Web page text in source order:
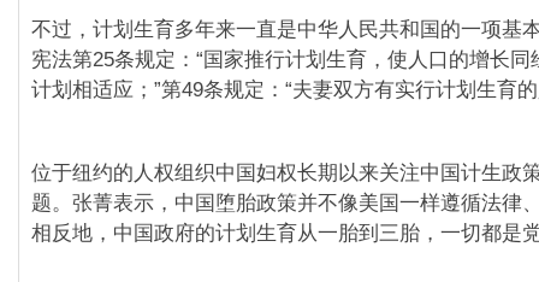
不过，计划生育多年来一直是中华人民共和国的一项基
宪法第25条规定：“国家推行计划生育，使人口的增长同
计划相适应；”第49条规定：“夫妻双方有实行计划生育
位于纽约的人权组织中国妇权长期以来关注中国计生政
题。张菁表示，中国堕胎政策并不像美国一样遵循法律
相反地，中国政府的计划生育从一胎到三胎，一切都是